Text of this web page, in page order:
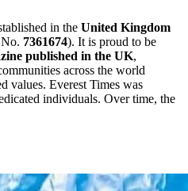
in the United Kingdom
7361674). It is proud to be
published in the UK,
across the world
values. Everest Times was
individuals. Over time, the